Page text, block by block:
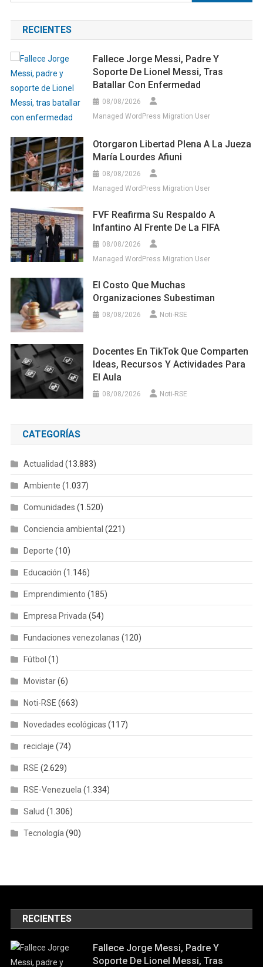
RECIENTES
Fallece Jorge Messi, Padre Y
Soporte De Lionel Messi, Tras
Batallar Con Enfermedad
08/08/2026
Managed WordPress Migration User
Otorgaron Libertad Plena A La Jueza
María Lourdes Afiuni
08/08/2026
Managed WordPress Migration User
FVF Reafirma Su Respaldo A
Infantino Al Frente De La FIFA
08/08/2026
Managed WordPress Migration User
El Costo Que Muchas
Organizaciones Subestiman
08/08/2026 Noti-RSE
Docentes En TikTok Que Comparten
Ideas, Recursos Y Actividades Para
El Aula
08/08/2026 Noti-RSE
CATEGORÍAS
Actualidad (13.883)
Ambiente (1.037)
Comunidades (1.520)
Conciencia ambiental (221)
Deporte (10)
Educación (1.146)
Emprendimiento (185)
Empresa Privada (54)
Fundaciones venezolanas (120)
Fútbol (1)
Movistar(6)
Noti-RSE (663)
Novedades ecológicas (117)
reciclaje (74)
RSE (2.629)
RSE-Venezuela (1.334)
Salud (1.306)
Tecnología (90)
RECIENTES
Fallece Jorge Messi, Padre Y
Soporte De Lionel Messi, Tras